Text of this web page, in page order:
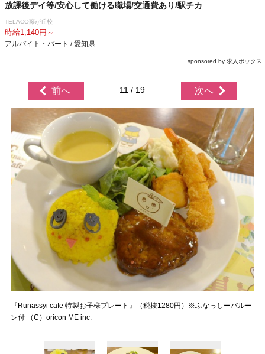
放課後デイ等/安心して働ける職場/交通費あり/駅チカ
TELACO藤が丘校
時給1,140円～
アルバイト・パート / 愛知県
sponsored by 求人ボックス
前へ 11 / 19 次へ
『Runassyi cafe 特製お子様プレート』（税抜1280円）※ふなっしーバルー
ン付 （C）oricon ME inc.